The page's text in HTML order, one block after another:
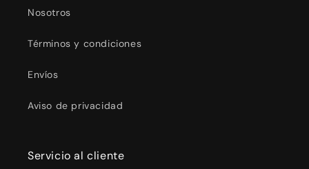
Nosotros
Términos y condiciones
Envíos
Aviso de privacidad
Servicio al cliente